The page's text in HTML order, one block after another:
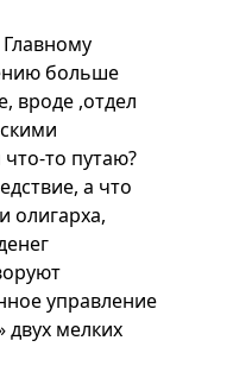
больше
вроде ,отдел
то путаю?
а что
олигарха,
управление
двух мелких